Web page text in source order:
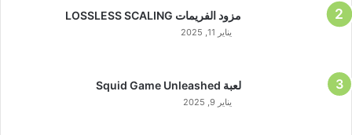
مزود الفريمات LOSSLESS SCALING
يناير 11, 2025
لعبة Squid Game Unleashed
يناير 9, 2025